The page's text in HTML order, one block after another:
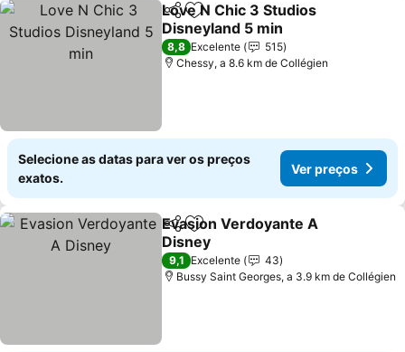
PartilharAdicionar aos favoritos
Love N Chic 3 Studios
Disneyland 5 min
8,8 Excelente
515
Chessy, a 8.6 km de Collégien
Selecione as datas para ver os preços
exatos.
Ver preços
PartilharAdicionar aos favoritos
Evasion Verdoyante A
Disney
9,1 Excelente
43
Bussy Saint Georges, a 3.9 km de Collégien